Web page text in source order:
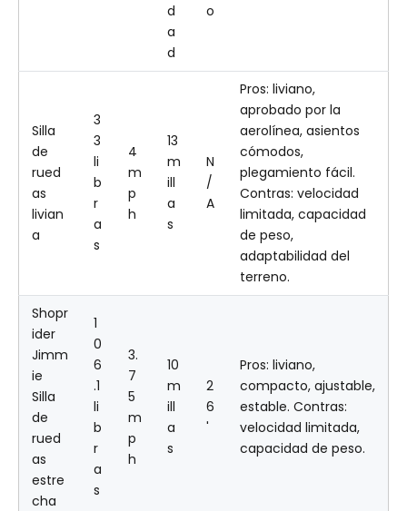
d
a
d
o
Silla
de
rued
as
livian
a
3
3
li
b
r
a
s
4
m
p
h
13
m
ill
a
s
N
/
A
Pros: liviano,
aprobado por la
aerolínea, asientos
cómodos,
plegamiento fácil.
Contras: velocidad
limitada, capacidad
de peso,
adaptabilidad del
terreno.
Shopr
ider
Jimm
ie
Silla
de
rued
as
estre
cha
1
0
6
.1
li
b
r
a
s
3.
7
5
m
p
h
10
m
ill
a
s
2
6
'
Pros: liviano,
compacto, ajustable,
estable. Contras:
velocidad limitada,
capacidad de peso.